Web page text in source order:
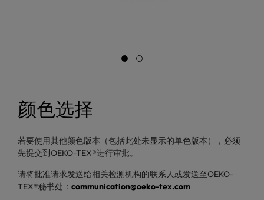
颜色选择
若要使用其他颜色版本（包括此处未显示的单色版本），必须
先提交到OEKO-TEX®进行审批。
请将批准请求发送给相关检测机构的联系人或发送至OEKO-
TEX®秘书处： communication@oeko-tex.com